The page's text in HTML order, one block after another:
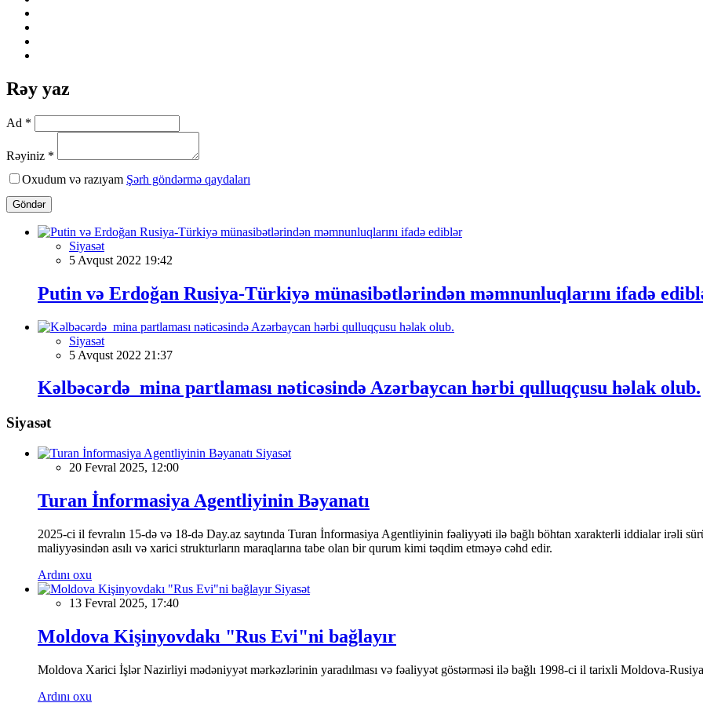
Rəy yaz
Ad *
Rəyiniz *
Oxudum və razıyam Şərh göndərmə qaydaları
Göndər
Siyasət
5 Avqust 2022 19:42
Putin və Erdoğan Rusiya-Türkiyə münasibətlərindən məmnunluqlarını ifadə
Siyasət
5 Avqust 2022 21:37
Kəlbəcərdə mina partlaması nəticəsində Azərbaycan hərbi qulluqçusu həlak olub.
Siyasət
Siyasət
20 Fevral 2025, 12:00
Turan İnformasiya Agentliyinin Bəyanatı
2025-ci il fevralın 15-də və 18-də Day.az saytında Turan İnformasiya Agentliyinin fəaliyyəti ilə bağlı böhtan xarakterli iddialar irəli
maliyyəsindən asılı və xarici strukturların maraqlarına tabe olan bir qurum kimi təqdim etməyə cəhd edir.
Ardını oxu
Siyasət
13 Fevral 2025, 17:40
Moldova Kişinyovdakı "Rus Evi"ni bağlayır
Moldova Xarici İşlər Nazirliyi mədəniyyət mərkəzlərinin yaradılması və fəaliyyət göstərməsi ilə bağlı 1998-ci il tarixli Moldova-
Ardını oxu